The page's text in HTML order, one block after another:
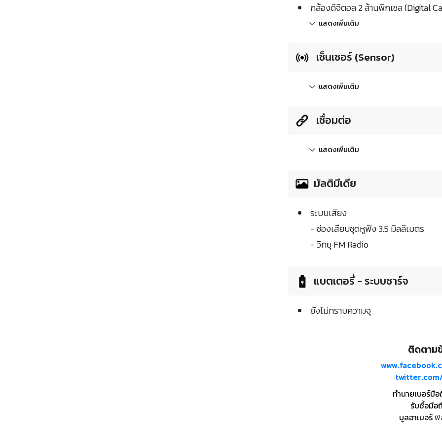
กล้องดิจิตอล 2 ล้านพิกเซล (Digital
แสดงเพิ่มเติม
เซ็นเซอร์ (Sensor)
แสดงเพิ่มเติม
เชื่อมต่อ
แสดงเพิ่มเติม
มัลติมีเดีย
ระบบเสียง
- ช่องเสียบชุดหูฟัง 3.5 มิลลิเมตร
- วิทยุ FM Radio
แบตเตอรี่ - ระบบชาร์จ
ยังไม่ทราบความจุ
ติดตาม
ทำนายเบอร์มื
รับซื้อมือ
บูลอาเมอร์ฟิ